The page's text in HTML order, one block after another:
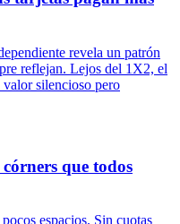
revela un patrón
reflejan. Lejos del 1X2, el
valor silencioso pero
que todos
espacios. Sin cuotas